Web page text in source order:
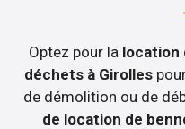
Optez pour la location
déchets à Girolles
de démolition ou de
de location de